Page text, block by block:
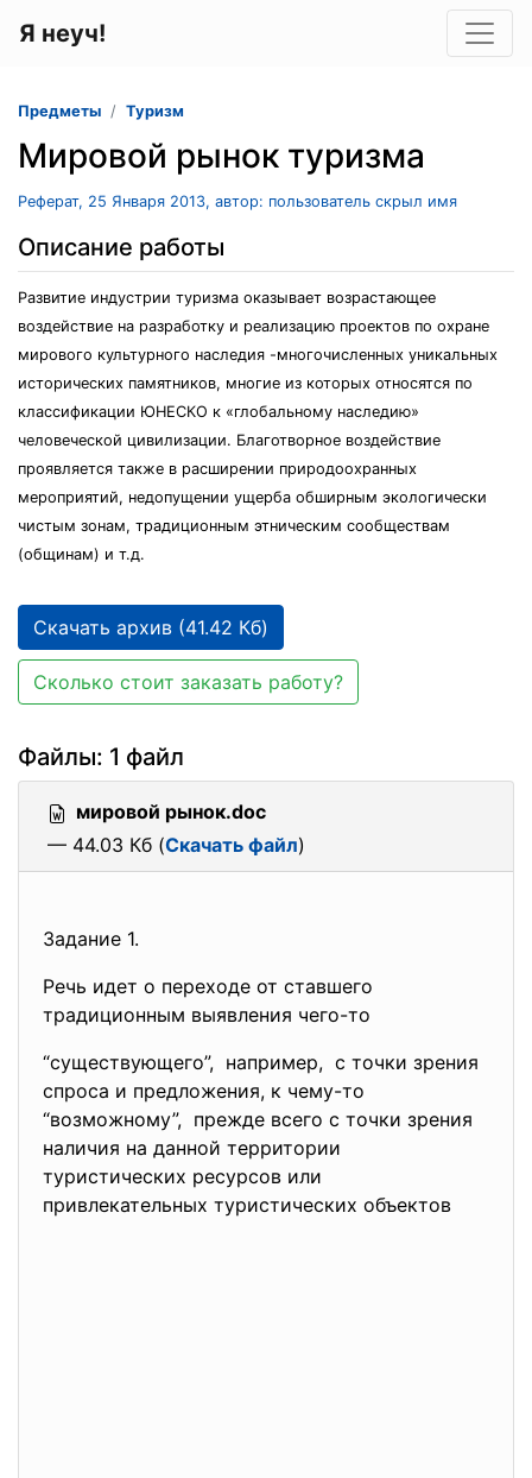
Я неуч!
Предметы Туризм
Мировой рынок туризма
Реферат, 25 Января 2013, автор: пользователь скрыл имя
Описание работы
Развитие индустрии туризма оказывает возрастающее
воздействие на разработку и реализацию проектов по охране
мирового культурного наследия -многочисленных уникальных
исторических памятников, многие из которых относятся по
классификации ЮНЕСКО к «глобальному наследию»
человеческой цивилизации. Благотворное воздействие
проявляется также в расширении природоохранных
мероприятий, недопущении ущерба обширным экологически
чистым зонам, традиционным этническим сообществам
(общинам) и т.д.
Скачать архив (41.42 Кб)
Сколько стоит заказать работу?
Файлы: 1 файл
мировой рынок.doc
— 44.03 Кб (Скачать файл)
Задание 1.
Речь идет о переходе от ставшего
традиционным выявления чего-то
“существующего”, например, с точки зрения
спроса и предложения, к чему-то
“возможному”, прежде всего с точки зрения
наличия на данной территории
туристических ресурсов или
привлекательных туристических объектов